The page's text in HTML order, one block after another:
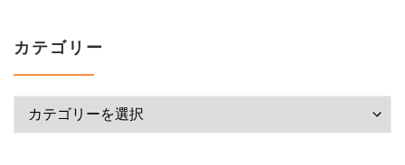
カテゴリー
カテゴリー